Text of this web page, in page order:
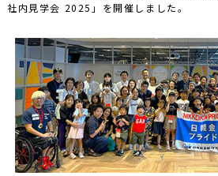
社内見学会 2025」を開催しました。